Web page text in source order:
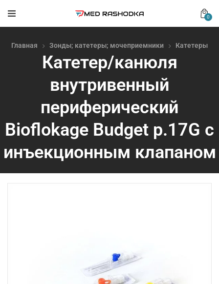
0
Главная Зонды; катетеры; мочеприемники Катетеры
Катетер/канюля
внутривенный
периферический
Bioflokage Budget р.17G c
инъекционным клапаном